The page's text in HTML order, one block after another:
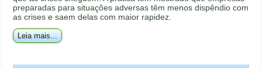
preparadas para situações adversas têm menos dispêndio com
as crises e saem delas com maior rapidez.
Leia mais...